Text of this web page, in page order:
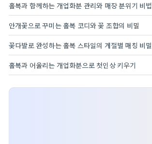
홀복과 함께하는 개업화분 관리와 매장 분위기 비법
안개꽃으로 꾸미는 홀복 코디와 꽃 조합의 비밀
꽃다발로 완성하는 홀복 스타일의 계절별 매칭 비밀
홀복과 어울리는 개업화분으로 첫인상 키우기